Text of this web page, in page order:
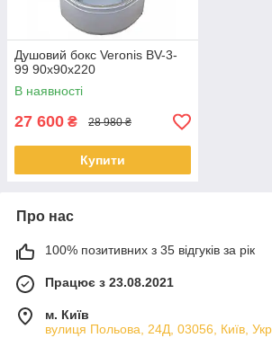
Душовий бокс Veronis BV-3-
99 90x90x220
В наявності
27 600 ₴ 28 980 ₴
Купити
Про нас
100% позитивних з 35 відгуків за рік
Працює з 23.08.2021
м. Київ
вулиця Польова, 24Д, 03056, Київ,